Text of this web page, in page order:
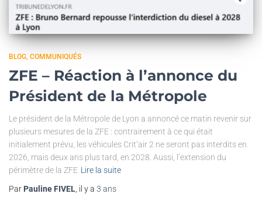
BLOG COMMUNIQUÉS
ZFE – Réaction à l’annonce du
Président de la Métropole
Le président de la Métropole de Lyon a annoncé ce matin revenir sur
plusieurs mesures de la ZFE : contrairement à ce qui était
initialement prévu, les véhicules Crit’air 2 ne seront pas interdits en
2026, mais deux ans plus tard, en 2028. Aussi, l’extension du
périmètre de la ZFE Lire la suite
Par Pauline FIVEL , il y a 3 ans